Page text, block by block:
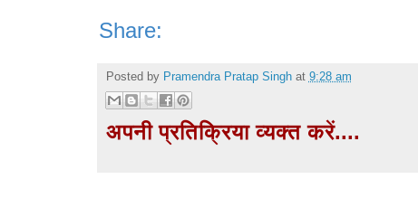
Share:
Posted by Pramendra Pratap Singh at 9:28 am
अपनी प्रतिक्रिया व्यक्त करें....